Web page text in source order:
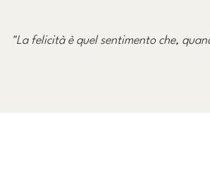
"La felicità è quel sentimento che,